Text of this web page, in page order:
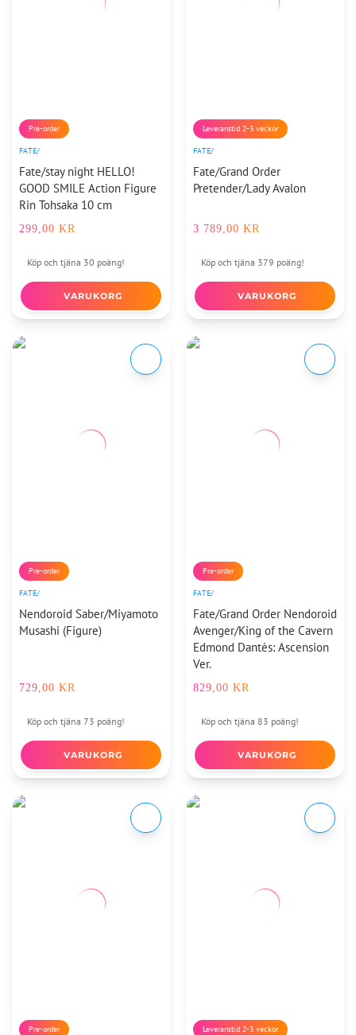
Pre-order
FATE/
Fate/stay night HELLO!
GOOD SMILE Action Figure
Rin Tohsaka 10 cm
299,00 KR
Köp och tjäna 30 poäng!
VARUKORG
Leveranstid 2-3 veckor
FATE/
Fate/Grand Order
Pretender/Lady Avalon
3 789,00 KR
Köp och tjäna 379 poäng!
VARUKORG
Pre-order
FATE/
Nendoroid Saber/Miyamoto
Musashi (Figure)
729,00 KR
Köp och tjäna 73 poäng!
VARUKORG
Pre-order
FATE/
Fate/Grand Order Nendoroid
Avenger/King of the Cavern
Edmond Dantès: Ascension
Ver.
829,00 KR
Köp och tjäna 83 poäng!
VARUKORG
Pre-order Leveranstid 2-3 veckor